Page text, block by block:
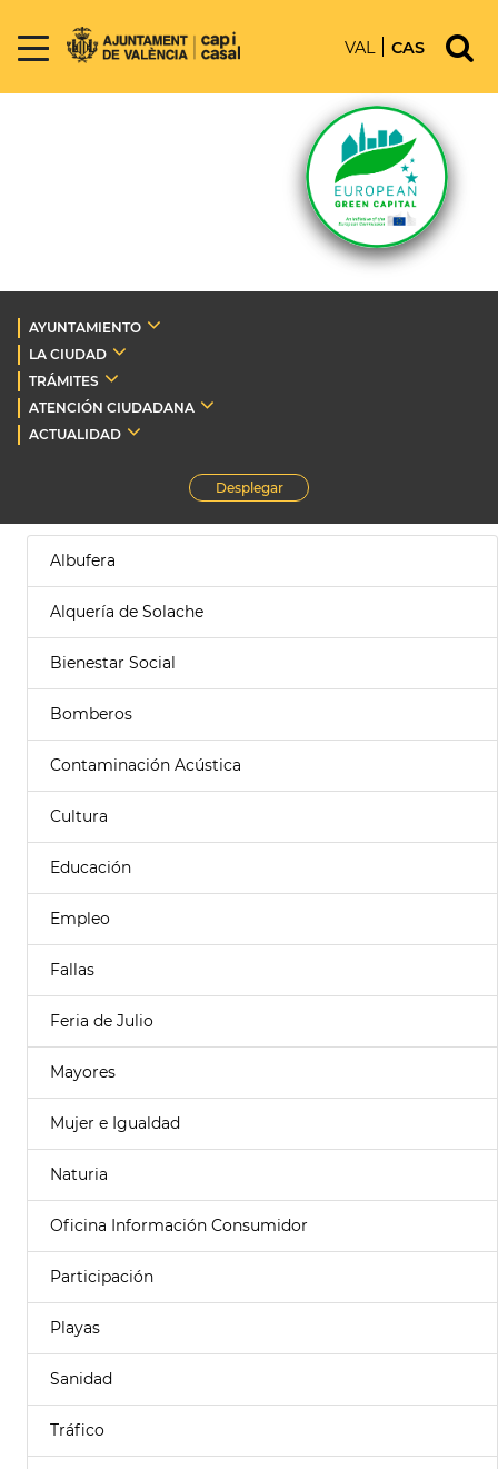
VAL CAS
AYUNTAMIENTO
LA CIUDAD
TRÁMITES
ATENCIÓN CIUDADANA
ACTUALIDAD
Desplegar
Albufera
Alquería de Solache
Bienestar Social
Bomberos
Contaminación Acústica
Cultura
Educación
Empleo
Fallas
Feria de Julio
Mayores
Mujer e Igualdad
Naturia
Oficina Información Consumidor
Participación
Playas
Sanidad
Tráfico